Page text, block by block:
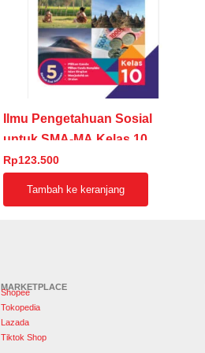
Ilmu Pengetahuan Sosial
untuk SMA-MA Kelas 10
Rp123.500
Tambah ke keranjang
MARKETPLACE
Shopee
Tokopedia
Lazada
Tiktok Shop